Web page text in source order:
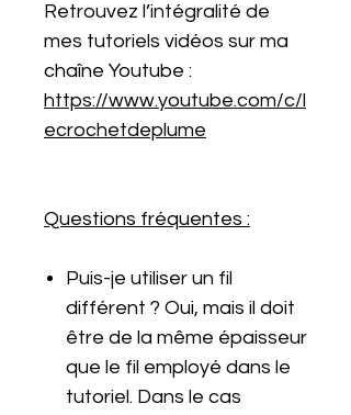
Retrouvez l’intégralité de
mes tutoriels vidéos sur ma
chaîne Youtube :
https://www.youtube.com/c/l
ecrochetdeplume
Questions fréquentes :
Puis-je utiliser un fil
différent ? Oui, mais il doit
être de la même épaisseur
que le fil employé dans le
tutoriel. Dans le cas